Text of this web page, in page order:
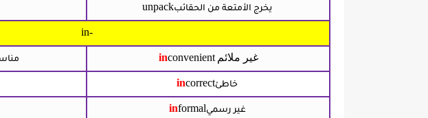
unpackيخرج الأمتعة من الحقائب
in-
inconvenient غير ملائم
incorrectخاطئ
informalغير رسمي